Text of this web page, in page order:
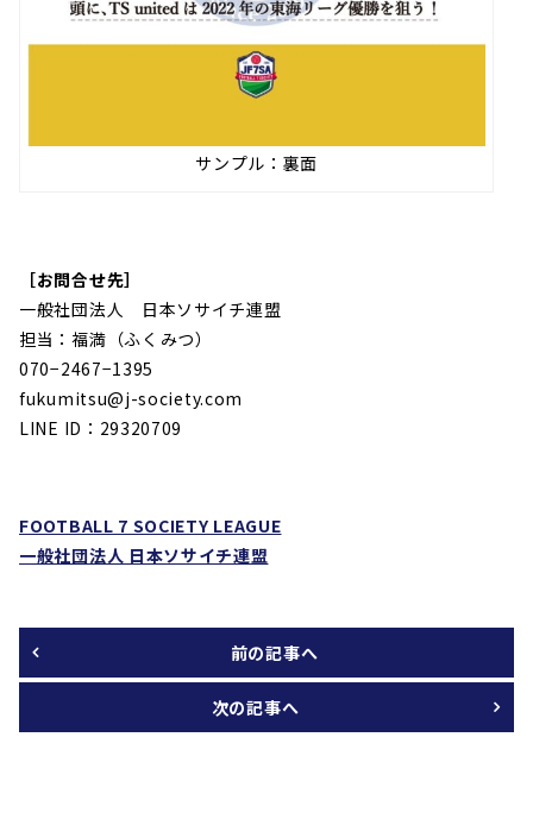
サンプル：裏面
［お問合せ先］
一般社団法人 日本ソサイチ連盟
担当：福満（ふくみつ）
070−2467−1395
fukumitsu@j-society.com
LINE ID：29320709
FOOTBALL 7 SOCIETY LEAGUE
一般社団法人 日本ソサイチ連盟
前の記事へ
次の記事へ